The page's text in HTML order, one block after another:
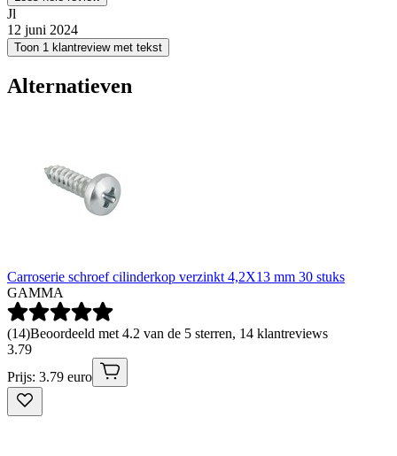
Jl
12 juni 2024
Toon 1 klantreview met tekst
Alternatieven
Carroserie schroef cilinderkop verzinkt 4,2X13 mm 30 stuks
GAMMA
(14)Beoordeeld met 4.2 van de 5 sterren, 14 klantreviews
3.79
Prijs: 3.79 euro